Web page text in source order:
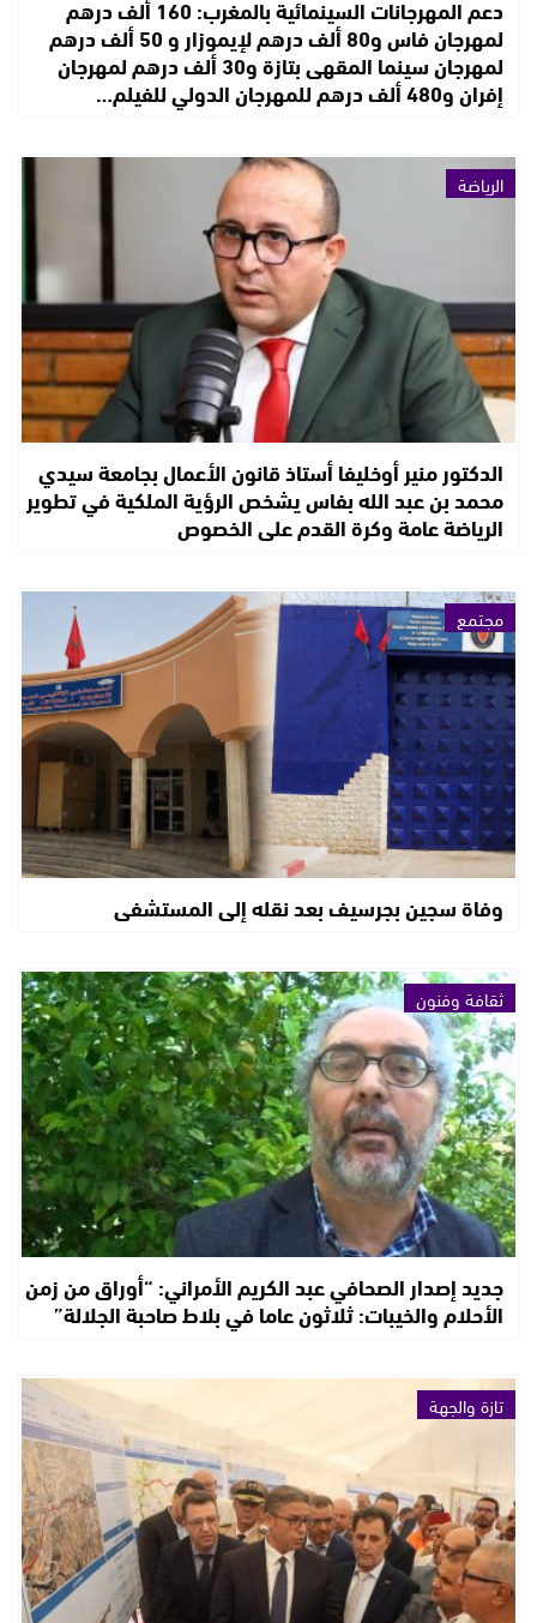
دعم المهرجانات السينمائية بالمغرب: 160 ألف درهم
لمهرجان فاس و80 ألف درهم لإيموزار و 50 ألف درهم
لمهرجان سينما المقهى بتازة و30 ألف درهم لمهرجان
إفران و480 ألف درهم للمهرجان الدولي للفيلم…
الرياضة
الدكتور منير أوخليفا أستاذ قانون الأعمال بجامعة سيدي
محمد بن عبد الله بفاس يشخص الرؤية الملكية في تطوير
الرياضة عامة وكرة القدم على الخصوص
مجتمع
وفاة سجين بجرسيف بعد نقله إلى المستشفى
ثقافة وفنون
جديد إصدار الصحافي عبد الكريم الأمراني: “أوراق من زمن
الأحلام والخيبات: ثلاثون عاما في بلاط صاحبة الجلالة”
تازة والجهة